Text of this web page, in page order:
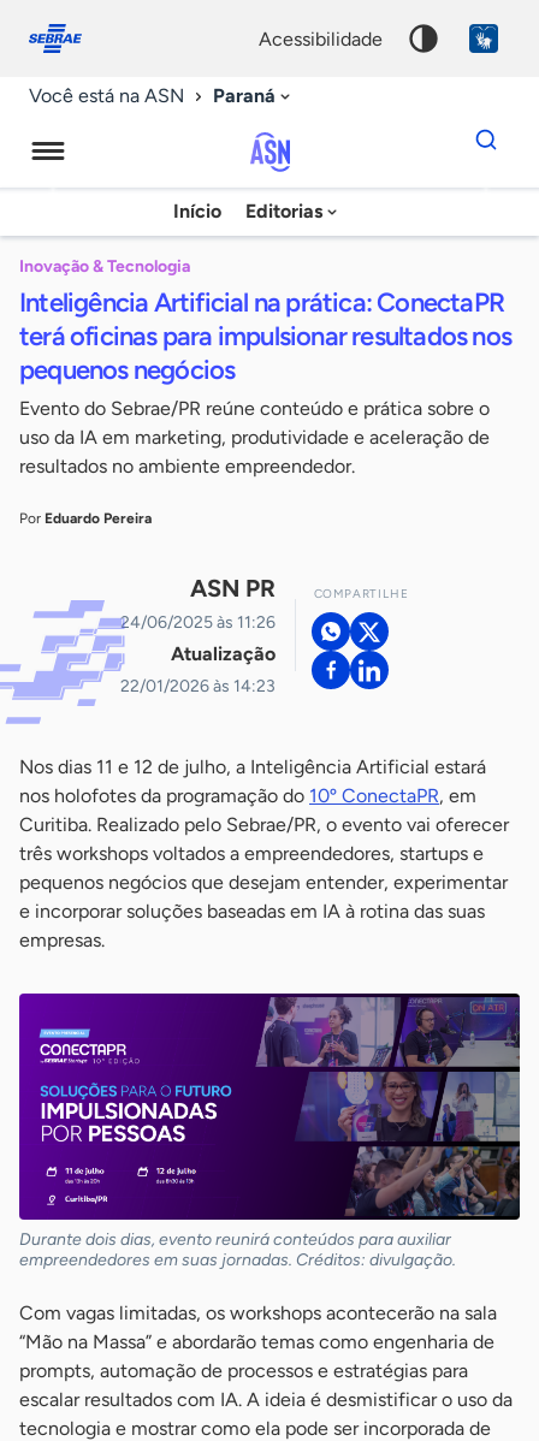
conosco
acessibilidade
Você está na ASN Paraná
Agência
Sebrae
Notícias
Início Editorias
Dados
para
chave
Inovação & Tecnologia
Inteligência Artificial na prática: ConectaPR
terá oficinas para impulsionar resultados nos
pequenos negócios
Evento do Sebrae/PR reúne conteúdo e prática sobre o
uso da IA em marketing, produtividade e aceleração de
resultados no ambiente empreendedor.
Por Eduardo Pereira
ASN PR
24/06/2025 às 11:26
Atualização
22/01/2026 às 14:23
COMPARTILHE
Nos dias 11 e 12 de julho, a Inteligência Artificial estará
nos holofotes da programação do 10º ConectaPR, em
Curitiba. Realizado pelo Sebrae/PR, o evento vai oferecer
três workshops voltados a empreendedores, startups e
pequenos negócios que desejam entender, experimentar
e incorporar soluções baseadas em IA à rotina das suas
empresas.
Durante dois dias, evento reunirá conteúdos para auxiliar
empreendedores em suas jornadas. Créditos: divulgação.
Com vagas limitadas, os workshops acontecerão na sala
“Mão na Massa” e abordarão temas como engenharia de
prompts, automação de processos e estratégias para
escalar resultados com IA. A ideia é desmistificar o uso da
tecnologia e mostrar como ela pode ser incorporada de